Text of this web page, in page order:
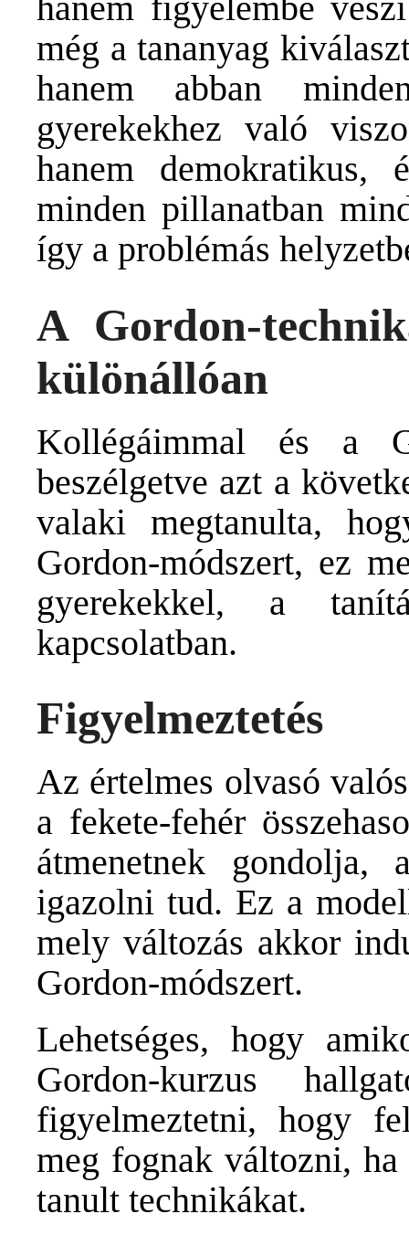
még a tananyag
hanem abban
gyerekekhez való
hanem demokratikus,
minden pillanatban
így a problémás
A Gordon-
különállóan
Kollégáimmal és a
beszélgetve azt a
valaki megtanulta,
Gordon-módszert, ez
gyerekekkel, a
kapcsolatban.
Figyelmeztetés
Az értelmes olvasó
a fekete-fehér
átmenetnek
igazolni tud. Ez a
mely változás akkor
Gordon-módszert.
Lehetséges, hogy
Gordon-kurzus
figyelmeztetni, hogy
meg fognak változni, ha
tanult technikákat.